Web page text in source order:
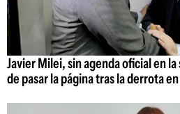
Javier Milei, sin agenda oficial en
de pasar la página tras la derrota